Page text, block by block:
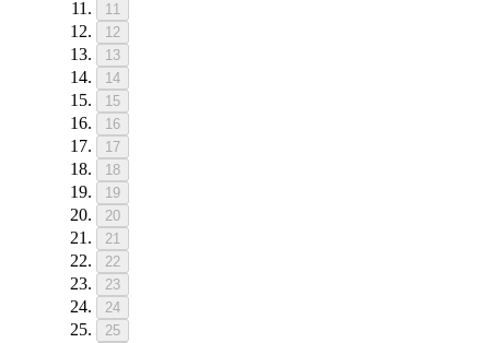
11
12
13
14
15
16
17
18
19
20
21
22
23
24
25